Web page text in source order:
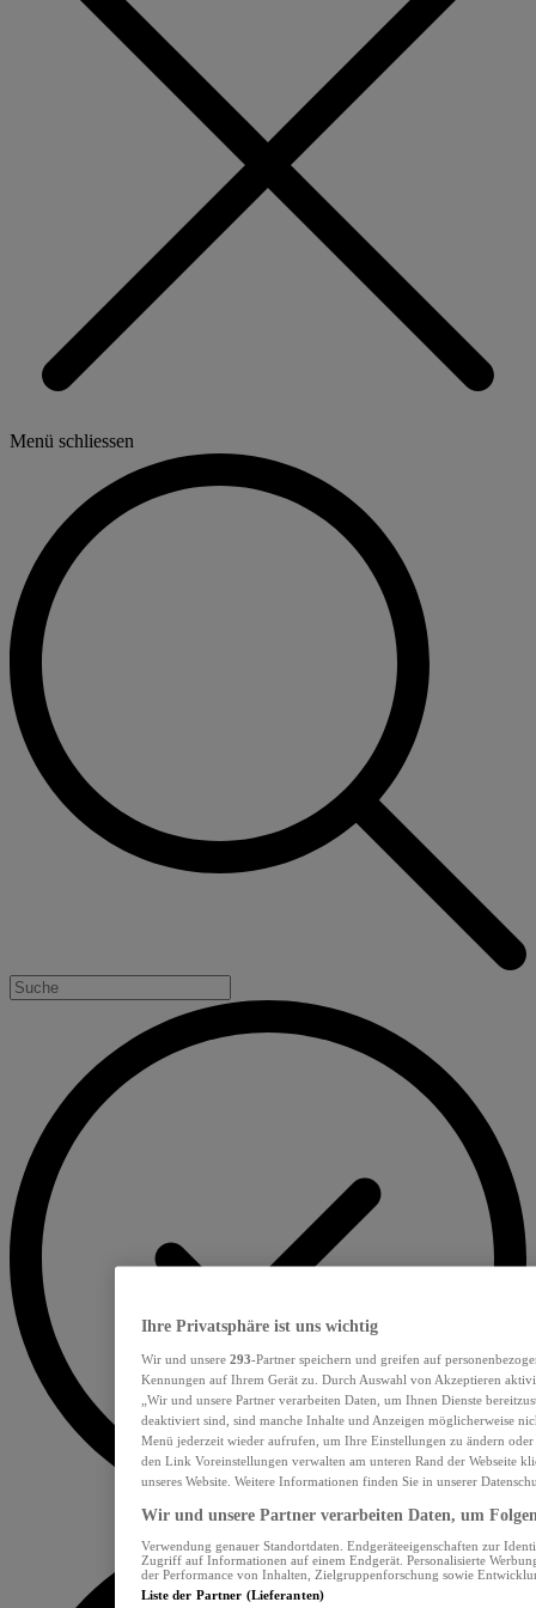
Menü schliessen
Ihre Privatsphäre ist uns wichtig
Wir und unsere 293-Partner speichern und greifen auf
Kennungen auf Ihrem Gerät zu. Durch Auswahl von Akzeptieren
„Wir und unsere Partner verarbeiten Daten, um Ihnen Dienste
deaktiviert sind, sind manche Inhalte und Anzeigen möglicherweise
Menü jederzeit wieder aufrufen, um Ihre Einstellungen zu ändern
den Link Voreinstellungen verwalten am unteren Rand der Webseite
unseres Website. Weitere Informationen finden Sie in unserer
Wir und unsere Partner verarbeiten Daten, um
Verwendung genauer Standortdaten. Endgeräteeigenschaften zur
Zugriff auf Informationen auf einem Endgerät. Personalisierte
der Performance von Inhalten, Zielgruppenforschung sowie
Liste der Partner (Lieferanten)